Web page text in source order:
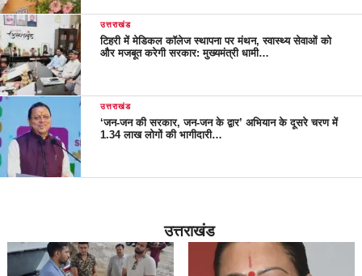
उत्तराखंड
टिहरी में मेडिकल कॉलेज स्थापना पर मंथन, स्वास्थ्य सेवाओं को
और मजबूत करेगी सरकार: मुख्यमंत्री धामी…
उत्तराखंड
‘जन-जन की सरकार, जन-जन के द्वार’ अभियान के दूसरे चरण में
1.34 लाख लोगों की भागीदारी…
उत्तराखंड